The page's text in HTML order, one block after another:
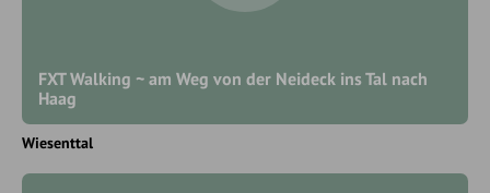
FXT Walking ~ am Weg von der Neideck ins Tal nach
Haag
Wiesenttal